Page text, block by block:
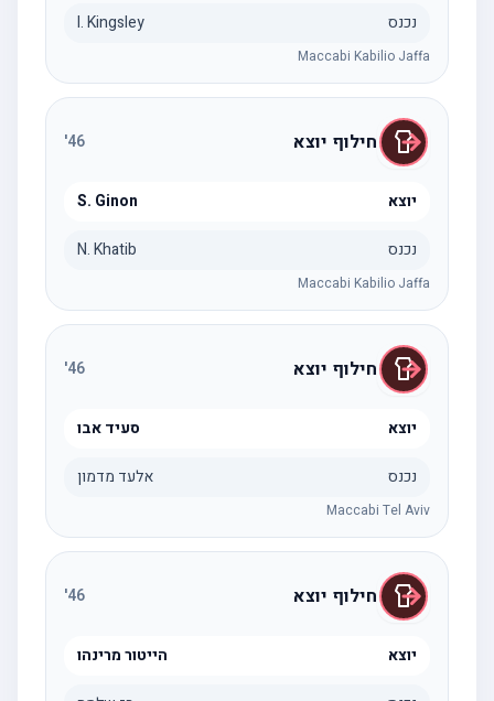
נכנס I. Kingsley
Maccabi Kabilio Jaffa
חילוף יוצא 46
'
יוצא S. Ginon
נכנס N. Khatib
Maccabi Kabilio Jaffa
חילוף יוצא 46
'
יוצא סעיד אבו
נכנס אלעד מדמון
Maccabi Tel Aviv
חילוף יוצא 46
'
יוצא הייטור מרינהו